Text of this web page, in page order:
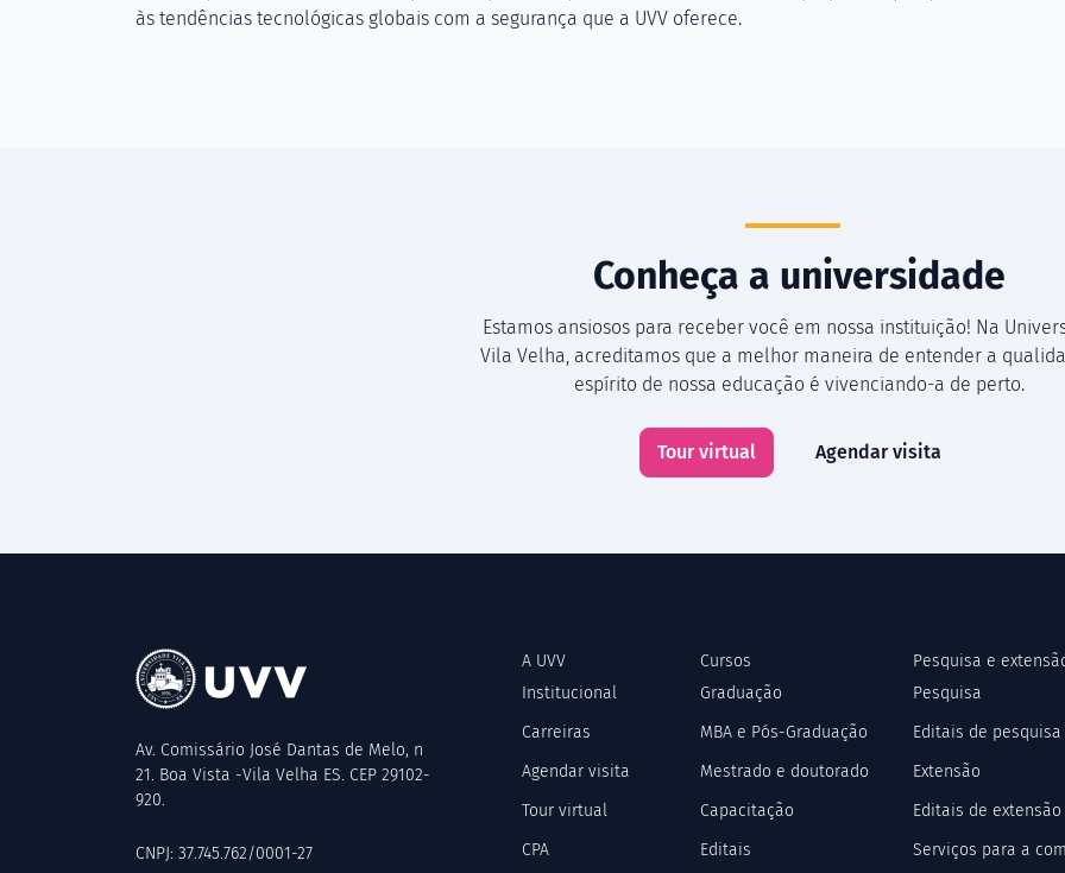
às tendências tecnológicas globais com a segurança que a UVV oferece.
Conheça a universidade
Estamos ansiosos para receber você em nossa instituição! Na
Vila Velha, acreditamos que a melhor maneira de entender a
espírito de nossa educação é vivenciando-a de perto.
Tour virtual Agendar visita
Av. Comissário José Dantas de Melo, n
21. Boa Vista -Vila Velha ES. CEP 29102-
920.
CNPJ: 37.745.762/0001-27
A UVV
Institucional
Carreiras
Agendar visita
Tour virtual
CPA
Cursos
Graduação
MBA e Pós-Graduação
Mestrado e doutorado
Capacitação
Editais
Pesquisa e
Pesquisa
Editais de pesquisa
Extensão
Editais de extensão
Serviços para a